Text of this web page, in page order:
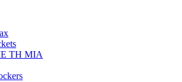
ΤΗ ΜΙΑ